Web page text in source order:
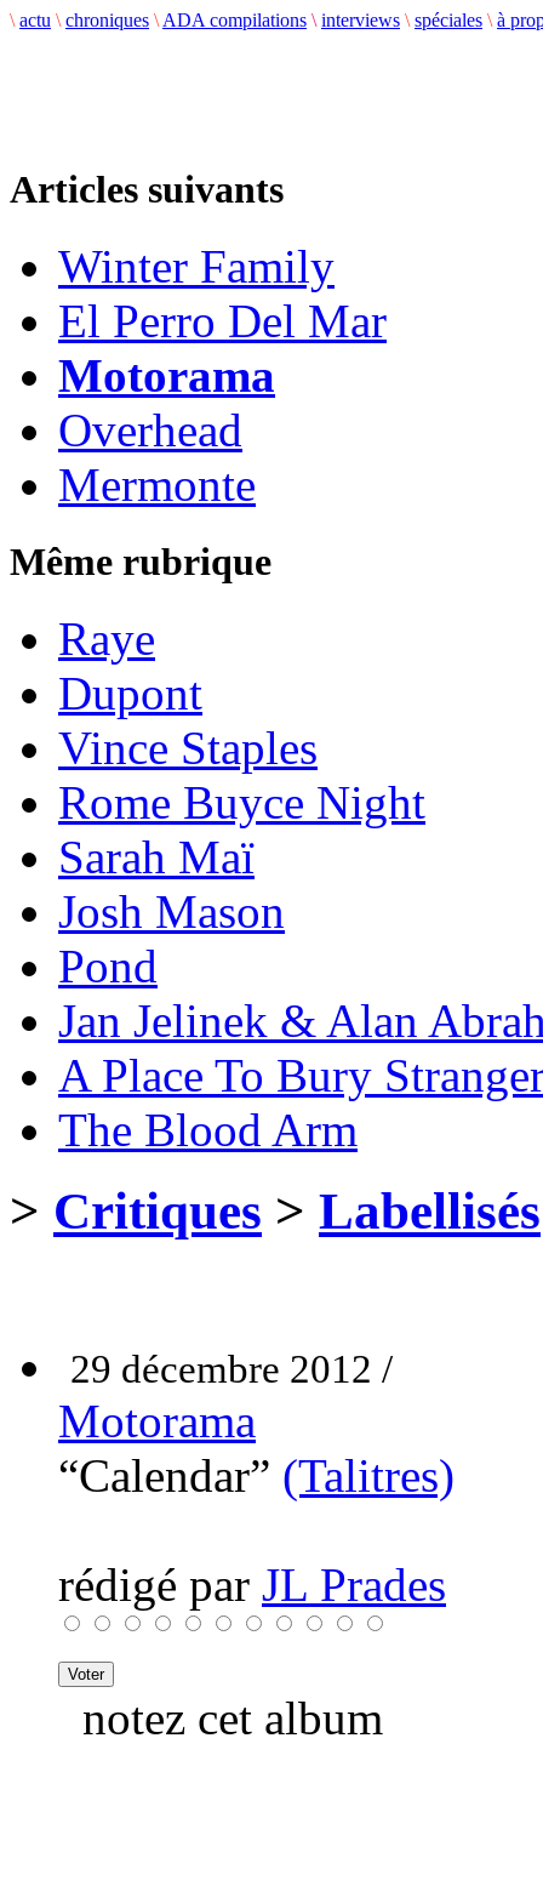
\ actu \ chroniques \ ADA compilations \ interviews \ spéciales \ à
Articles suivants
Winter Family
El Perro Del Mar
Motorama
Overhead
Mermonte
Même rubrique
Raye
Dupont
Vince Staples
Rome Buyce Night
Sarah Maï
Josh Mason
Pond
Jan Jelinek & Alan
A Place To Bury
The Blood Arm
> Critiques > Labellisés
29 décembre 2012 /
Motorama
“Calendar” (Talitres)
rédigé par JL Prades
notez cet album